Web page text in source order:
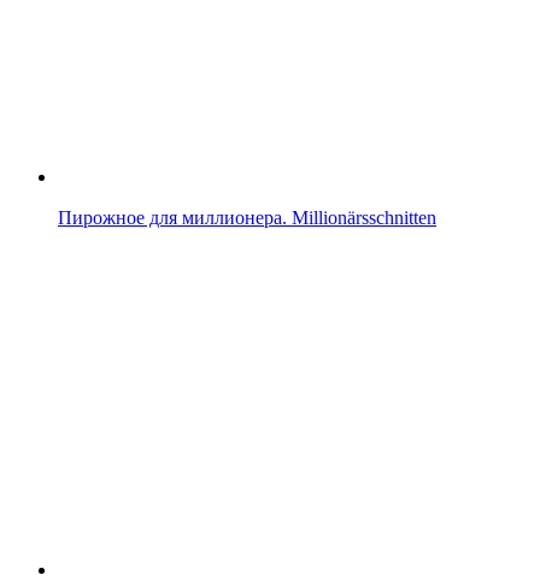
Пирожное для миллионера. Millionärsschnitten